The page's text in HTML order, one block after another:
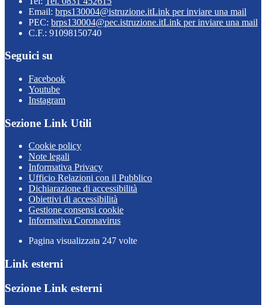
Email: brps130004@istruzione.itLink per inviare una mail
PEC: brps130004@pec.istruzione.itLink per inviare una mail
C.F.: 91098150740
Seguici su
Facebook
Youtube
Instagram
Sezione Link Utili
Cookie policy
Note legali
Informativa Privacy
Ufficio Relazioni con il Pubblico
Dichiarazione di accessibilità
Obiettivi di accessibilità
Gestione consensi cookie
Informativa Coronavirus
Pagina visualizzata 247 volte
Link esterni
Sezione Link esterni